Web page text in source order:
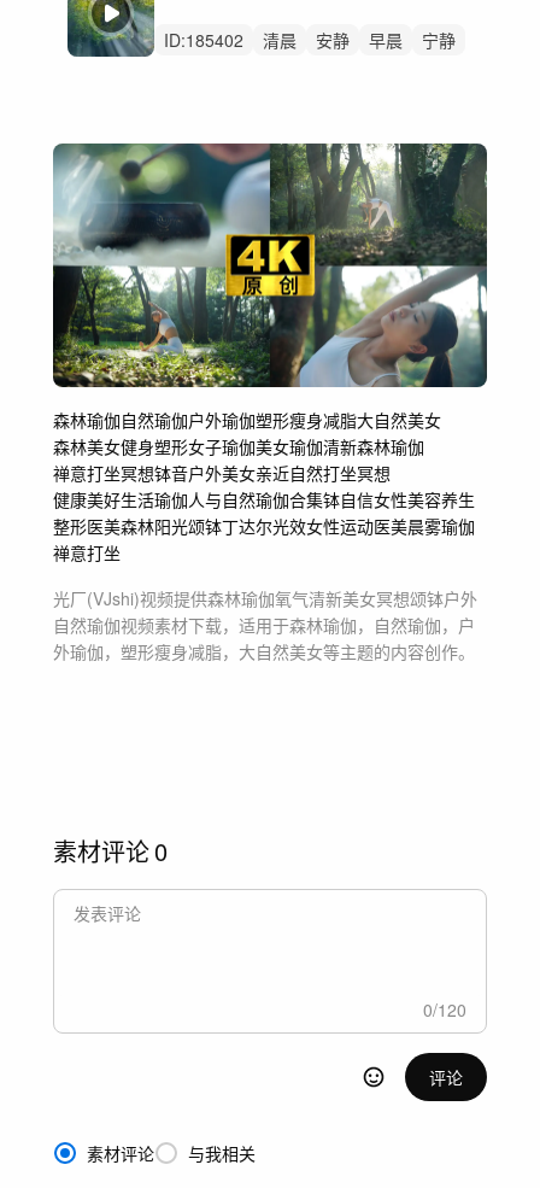
ID:185402 清晨 安静 早晨
宁静
森林瑜伽自然瑜伽户外瑜伽塑形瘦身减脂大自然美女
森林美女健身塑形女子瑜伽美女瑜伽清新森林瑜伽
禅意打坐冥想钵音户外美女亲近自然打坐冥想
健康美好生活瑜伽人与自然瑜伽合集钵自信女性美容养生
整形医美森林阳光颂钵丁达尔光效女性运动医美晨雾瑜伽
禅意打坐
光厂(VJshi)视频提供森林瑜伽氧气清新美女冥想颂钵户外
自然瑜伽视频素材下载，适用于森林瑜伽，自然瑜伽，户
外瑜伽，塑形瘦身减脂，大自然美女等主题的内容创作。
素材评论0
0/120
评论
素材评论 与我相关